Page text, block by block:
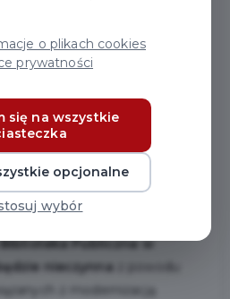
I
W
GDAŃSKIM
Publiczna w
nieczynna
z modernizacją
o plikach cookies
prywatności
się na wszystkie
opcjonalne
wybór